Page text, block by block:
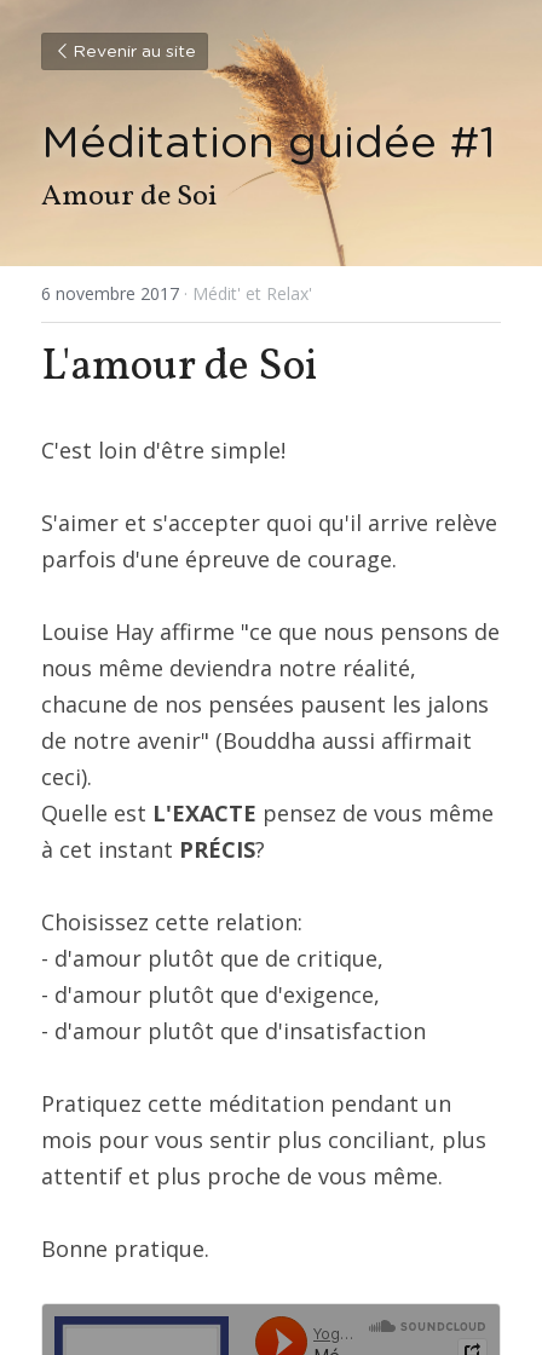
Revenir au site
Méditation guidée #1
Amour de Soi
6 novembre 2017 · Médit' et Relax'
L'amour de Soi
C'est loin d'être simple!
S'aimer et s'accepter quoi qu'il arrive relève
parfois d'une épreuve de courage.
Louise Hay affirme "ce que nous pensons de
nous même deviendra notre réalité,
chacune de nos pensées pausent les jalons
de notre avenir" (Bouddha aussi affirmait
ceci).
Quelle est L'EXACTE pensez de vous même
à cet instant PRÉCIS?
Choisissez cette relation:
- d'amour plutôt que de critique,
- d'amour plutôt que d'exigence,
- d'amour plutôt que d'insatisfaction
Pratiquez cette méditation pendant un
mois pour vous sentir plus conciliant, plus
attentif et plus proche de vous même.
Bonne pratique.